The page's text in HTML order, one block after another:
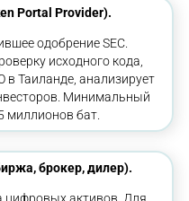
Portal Provider).
одобрение SEC.
исходного кода,
в Таиланде, анализирует
Минимальный
миллионов бат.
брокер, дилер).
цифровых активов. Для